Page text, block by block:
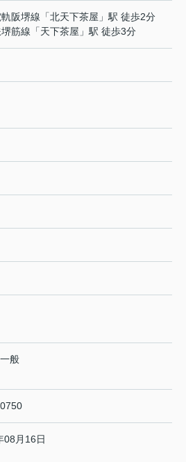
阪堺線 「北天下茶屋 」駅 徒歩2分
筋線 「天下茶屋 」駅 徒歩3分
般
08月16日